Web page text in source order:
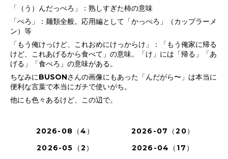
「（う）んだっぺろ」：熟しすぎた柿の意味
「ぺろ」：麺類全般。応用編として「かっぺろ」（カップラーメ
ン）等
「もう俺けっけど、これおめにけっからけ」：「もう俺家に帰る
けど、これあげるから食べて」の意味。「け」には「帰る」「あ
げる」「食べろ」の意味がある。
ちなみにBUSONさんの画像にもあった「んだがら〜」は本当に
便利な言葉で本当にガチで使いがち。
他にも色々あるけど、この辺で。
2026-08（4）
2026-07（20）
2026-05（2）
2026-04（17）